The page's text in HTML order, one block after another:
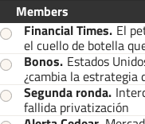
Members
Financial Times. El
el cuello de botella
Bonos. Estados
¿cambia la estrategia
Segunda ronda.
fallida privatización